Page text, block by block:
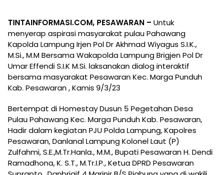
TINTAINFORMASI.COM, PESAWARAN – Untuk
menyerap aspirasi masyarakat pulau Pahawang
Kapolda Lampung Irjen Pol Dr Akhmad Wiyagus S.I.K.,
M.Si., M.M Bersama Wakapolda Lampung Brigjen Pol Dr
Umar Effendi S.I.K M.Si. laksanakan dialog interaktif
bersama masyarakat Pesawaran Kec. Marga Punduh
Kab. Pesawaran , Kamis 9/3/23
Bertempat di Homestay Dusun 5 Pegetahan Desa
Pulau Pahawang Kec. Marga Punduh Kab. Pesawaran,
Hadir dalam kegiatan PJU Polda Lampung, Kapolres
Pesawaran, Danlanal Lampung Kolonel Laut (P)
Zulfahmi, S.E.,M.Tr.Hanla., M.M., Bupati Pesawaran H. Dendi
Ramadhona, K. S.T., M.Tr.I.P., Ketua DPRD Pesawaran